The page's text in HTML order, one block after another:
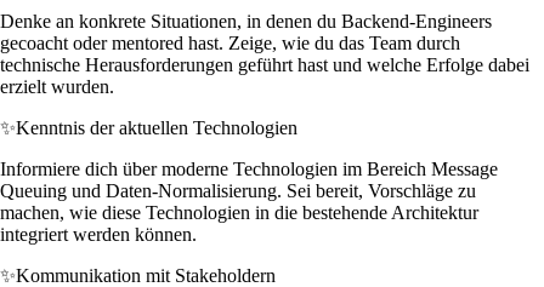
Denke an konkrete Situationen, in denen du Backend-Engineers
gecoacht oder mentored hast. Zeige, wie du das Team durch
technische Herausforderungen geführt hast und welche Erfolge dabei
erzielt wurden.
✨Kenntnis der aktuellen Technologien
Informiere dich über moderne Technologien im Bereich Message
Queuing und Daten-Normalisierung. Sei bereit, Vorschläge zu
machen, wie diese Technologien in die bestehende Architektur
integriert werden können.
✨Kommunikation mit Stakeholdern